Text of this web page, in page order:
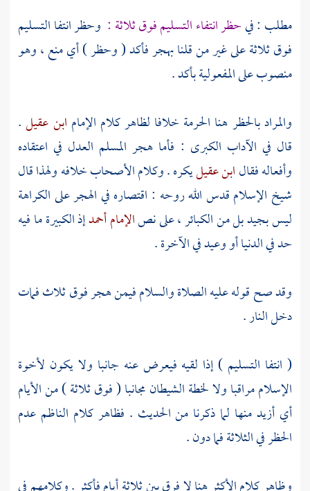
مطلب : فيحظر انتفاء التسليم فوق ثلاثة : وحظر انتفا التسليم
فوق ثلاثة على غير من قلنا بهجر فأكد ( وحظر ) أي منع ، وهو
منصوب على المفعولية بأكد .
والمراد بالحظر هنا الحرمة خلافا لظاهر كلام الإمام ابن عقيل.
قال في الآداب الكبرى : فأما هجر المسلم العدل في اعتقاده
وأفعاله فقالابن عقيليكره . وكلام الأصحاب خلافه ولهذا قال
شيخ الإسلامقدس الله روحه : اقتصاره في الهجر على الكراهة
ليس بجيد بل من الكبائر ، على نصالإمام أحمدإذ الكبيرة ما فيه
حد في الدنيا أو وعيد في الآخرة .
وقد صح قوله عليه الصلاة والسلام فيمن هجر فوق ثلاث فمات
دخل النار .
( انتفا التسليم ) إذا لقيه فيعرض عنه جانبا ولا يكون لأخوة
الإسلام مراقبا ولا لخطة الشيطان مجانبا ( فوق ثلاثة ) من الأيام
أي أزيد منها لما ذكرنا من الحديث . فظاهر كلام الناظم عدم
الحظر في الثلاثة فما دون .